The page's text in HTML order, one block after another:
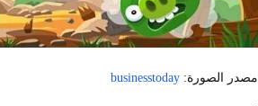
مصدر الصورة: businesstoday